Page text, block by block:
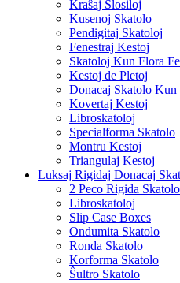
Kraŝaj Ŝlosiloj
Kusenoj Skatolo
Pendigitaj Skatoloj
Fenestraj Kestoj
Skatoloj Kun Flora
Kestoj de Pletoj
Donacaj Skatolo Kun
Kovertaj Kestoj
Libroskatoloj
Specialforma Skatolo
Montru Kestoj
Triangulaj Kestoj
Luksaj Rigidaj Donacaj
2 Peco Rigida Skatolo
Libroskatoloj
Slip Case Boxes
Ondumita Skatolo
Ronda Skatolo
Korforma Skatolo
Ŝultro Skatolo